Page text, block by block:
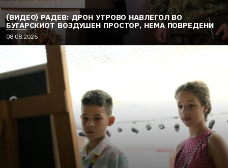
(ВИДЕО) РАДЕВ: ДРОН УТРОВО НАВЛЕГОЛ ВО
БУГАРСКИОТ ВОЗДУШЕН ПРОСТОР, НЕМА ПОВРЕДЕНИ
08.08.2026